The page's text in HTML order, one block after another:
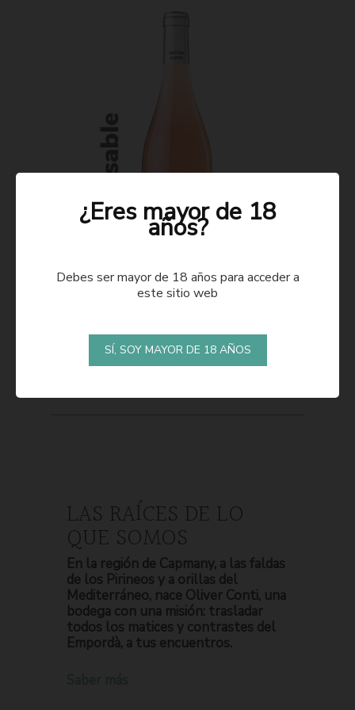
LAS RAÍCES DE LO
QUE SOMOS
En la región de Capmany, a las faldas
de los Pirineos y a orillas del
Mediterráneo, nace Oliver Conti, una
bodega con una misión: trasladar
todos los matices y contrastes del
Empordà, a tus encuentros.
¿Eres mayor de 18
años?
Debes ser mayor de 18 años para acceder a
este sitio web
SÍ, SOY MAYOR DE 18 AÑOS